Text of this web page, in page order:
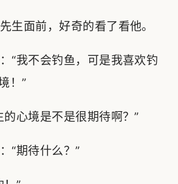
生面前，好奇的看了看他。
“我不会钓鱼，可是我喜欢钓
！”
心境是不是很期待啊？”
“期待什么？”